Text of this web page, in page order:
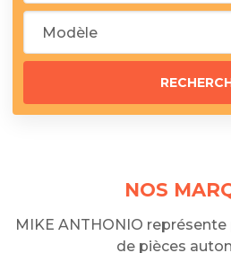
NOS
MIKE ANTHONIO
de pièces